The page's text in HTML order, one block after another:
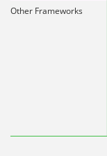
Other Frameworks